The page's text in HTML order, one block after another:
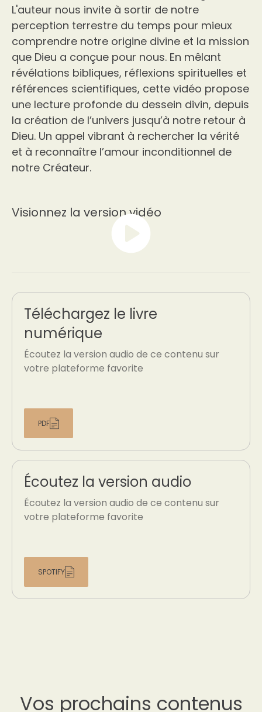
L'auteur nous invite à sortir de notre
perception terrestre du temps pour mieux
comprendre notre origine divine et la mission
que Dieu a conçue pour nous. En mêlant
révélations bibliques, réflexions spirituelles et
références scientifiques, cette vidéo propose
une lecture profonde du dessein divin, depuis
la création de l’univers jusqu’à notre retour à
Dieu. Un appel vibrant à rechercher la vérité
et à reconnaître l’amour inconditionnel de
notre Créateur.
Visionnez la version vidéo
Téléchargez le livre
numérique
Écoutez la version audio de ce contenu sur
votre plateforme favorite
PDF
Écoutez la version audio
Écoutez la version audio de ce contenu sur
votre plateforme favorite
SPOTIFY
Vos prochains contenus